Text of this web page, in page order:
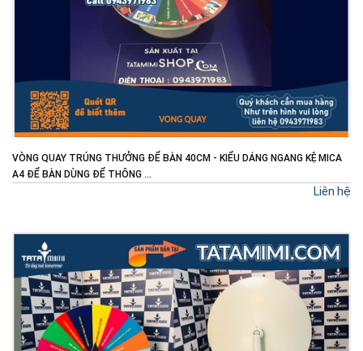
VÒNG QUAY TRÚNG THƯỞNG ĐỂ BÀN 40CM - KIỂU DÁNG NGANG KỆ MICA
A4 ĐỂ BÀN DÙNG ĐỂ THÔNG ...
Liên hệ